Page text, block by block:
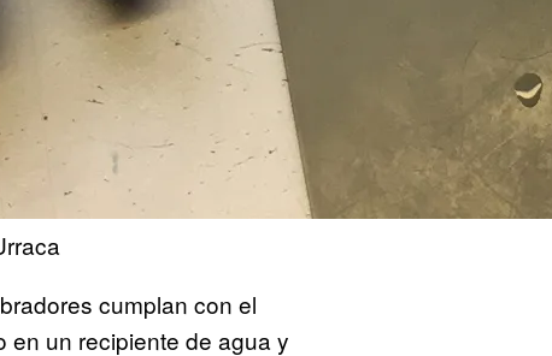
cumplan con el
en un recipiente de agua y